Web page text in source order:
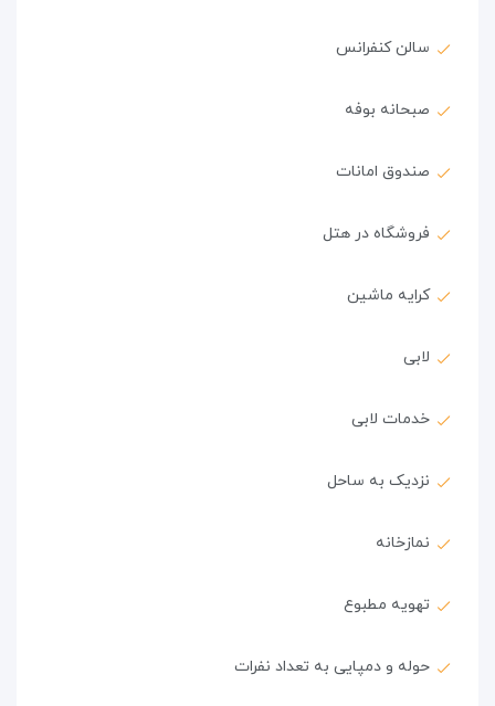
سالن کنفرانس
صبحانه بوفه
صندوق امانات
فروشگاه در هتل
کرایه ماشین
لابی
خدمات لابی
نزدیک به ساحل
نمازخانه
تهویه مطبوع
حوله و دمپایی به تعداد نفرات